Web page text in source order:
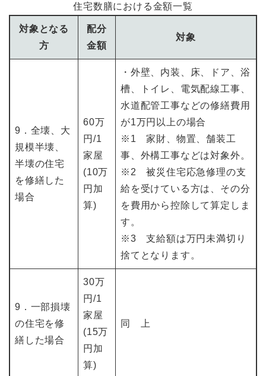
住宅数膳における金額一覧
対象となる
方
配分
金額
対象
9．全壊、大
規模半壊、
半壊の住宅
を修繕した
場合
60万
円/1
家屋
(10万
円加
算)
・外壁、内装、床、ドア、浴
槽、トイレ、電気配線工事、
水道配管工事などの修繕費用
が1万円以上の場合
※1 家財、物置、舗装工
事、外構工事などは対象外。
※2 被災住宅応急修理の支
給を受けている方は、その分
を費用から控除して算定しま
す。
※3 支給額は万円未満切り
捨てとなります。
9．一部損壊
の住宅を修
繕した場合
30万
円/1
家屋
(15万
円加
算)
同 上